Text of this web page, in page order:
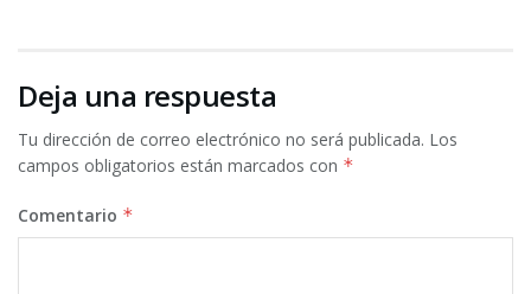
Deja una respuesta
Tu dirección de correo electrónico no será publicada. Los
campos obligatorios están marcados con *
Comentario *